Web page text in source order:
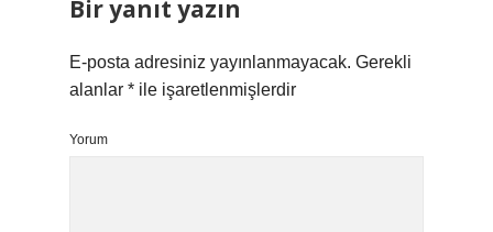
Bir yanıt yazın
E-posta adresiniz yayınlanmayacak. Gerekli
alanlar * ile işaretlenmişlerdir
Yorum